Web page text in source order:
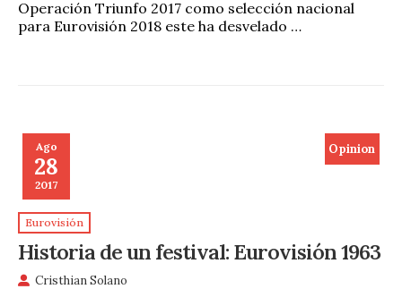
Operación Triunfo 2017 como selección nacional
para Eurovisión 2018 este ha desvelado …
Ago
28
2017
Opinion
Eurovisión
Historia de un festival: Eurovisión 1963
Cristhian Solano